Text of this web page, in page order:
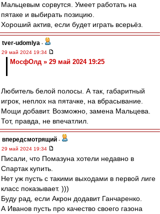
Мальцевым сорвутся. Умеет работать на
пятаке и выбирать позицию.
Хороший актив, если будет играть всерьёз.
tver-udomlya -
29 май 2024 19:34
МосфОлд » 29 май 2024 19:25
Любитель белой полосы. А так, габаритный
игрок, неплох на пятачке, на вбрасывание.
Мощи добавит. Возможно, замена Мальцева.
Тот, правда, не впечатлил.
впередсмотрящий -
29 май 2024 19:34
Писали, что Помазуна хотели недавно в
Спартак купить.
Нет уж пусть с такими выходами в первой лиге
класс показывает. )))
Буду рад, если Акрон додавит Ганчаренко.
А Иванов пусть про качество своего газона